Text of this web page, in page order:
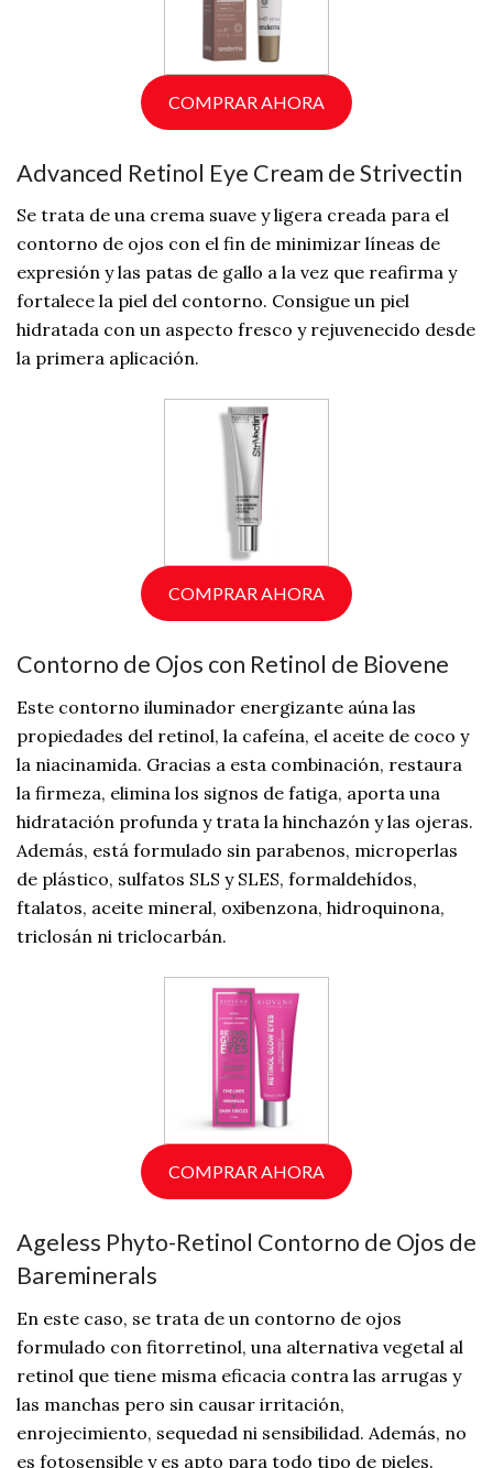
COMPRAR AHORA
Advanced Retinol Eye Cream de Strivectin
Se trata de una crema suave y ligera creada para el
contorno de ojos con el fin de minimizar líneas de
expresión y las patas de gallo a la vez que reafirma y
fortalece la piel del contorno. Consigue un piel
hidratada con un aspecto fresco y rejuvenecido desde
la primera aplicación.
COMPRAR AHORA
Contorno de Ojos con Retinol de Biovene
Este contorno iluminador energizante aúna las
propiedades del retinol, la cafeína, el aceite de coco y
la niacinamida. Gracias a esta combinación, restaura
la firmeza, elimina los signos de fatiga, aporta una
hidratación profunda y trata la hinchazón y las ojeras.
Además, está formulado sin parabenos, microperlas
de plástico, sulfatos SLS y SLES, formaldehídos,
ftalatos, aceite mineral, oxibenzona, hidroquinona,
triclosán ni triclocarbán.
COMPRAR AHORA
Ageless Phyto-Retinol Contorno de Ojos de
Bareminerals
En este caso, se trata de un contorno de ojos
formulado con fitorretinol, una alternativa vegetal al
retinol que tiene misma eficacia contra las arrugas y
las manchas pero sin causar irritación,
enrojecimiento, sequedad ni sensibilidad. Además, no
es fotosensible y es apto para todo tipo de pieles.